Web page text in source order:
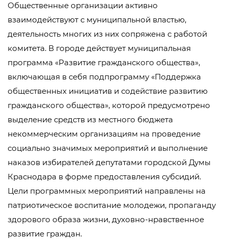
Общественные организации активно
взаимодействуют с муниципальной властью,
деятельность многих из них сопряжена с работой
комитета. В городе действует муниципальная
программа «Развитие гражданского общества»,
включающая в себя подпрограмму «Поддержка
общественных инициатив и содействие развитию
гражданского общества», которой предусмотрено
выделение средств из местного бюджета
некоммерческим организациям на проведение
социально значимых мероприятий и выполнение
наказов избирателей депутатами городской Думы
Краснодара в форме предоставления субсидий.
Цели программных мероприятий направлены на
патриотическое воспитание молодежи, пропаганду
здорового образа жизни, духовно-нравственное
развитие граждан.